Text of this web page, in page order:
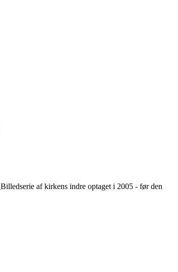
Billedserie af kirkens indre optaget i 2005 - før den